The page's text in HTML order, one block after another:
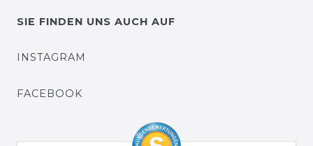
SIE FINDEN UNS AUCH AUF
INSTAGRAM
FACEBOOK